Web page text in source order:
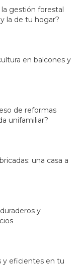
gestión forestal
la de tu hogar?
en balcones y
de reformas
unifamiliar?
una casa a
y
y eficientes en tu